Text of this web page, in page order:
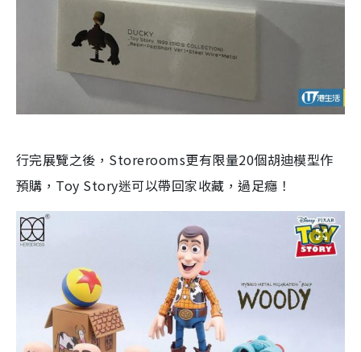
行完展覽之後，Storerooms更有限量20個胡迪模型作
預購，Toy Story迷可以帶回家收藏，過足癮！